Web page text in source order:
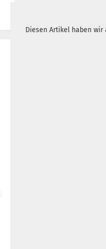
Diesen Artikel haben wir